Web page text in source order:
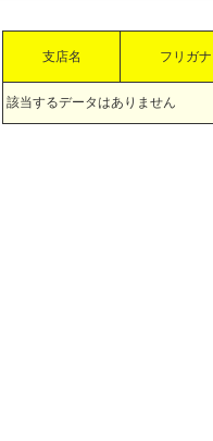
支店名 フリガナ
該当するデータはありません